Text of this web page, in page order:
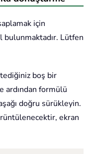
için
Lütfen
boş bir
ardından formülü
doğru sürükleyin.
ekran